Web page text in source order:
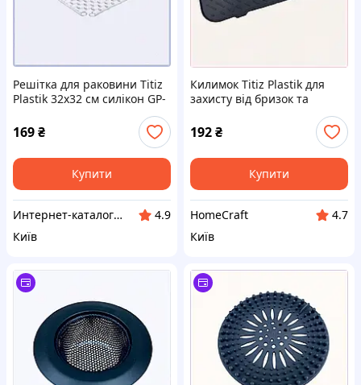
Решітка для раковини Titiz
Plastik 32х32 см силікон GP-
169₴
Купити
Инт​е​​рн​ет-кат​алог ск​​идок "KIEVSALES.COM"
4.9
Київ
Килимок Titiz Plastik для
захисту від бризок та
192₴
Купити
HomeCraft
4.7
Київ